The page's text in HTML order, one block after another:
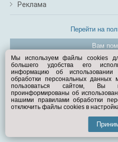
Реклама
Перейти на
Вам
© Exist.ru
Мы используем файлы cookies
большего удобства его
информацию об
обработки персональных
пользоваться сайтом, Вы
проинформированы об
нашими правилами обработки
отключить файлы cookies в